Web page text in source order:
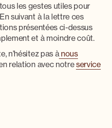
les gestes utiles pour
suivant à la lettre ces
présentées ci-dessus
et à moindre coût.
n’hésitez pas ànous
relation avec notreservice